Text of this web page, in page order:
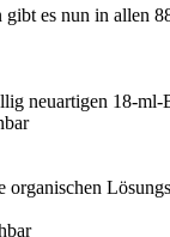
es nun in allen
neuartigen 18-ml-
organischen